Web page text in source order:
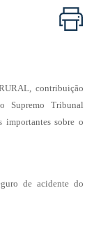
contribuição
Supremo Tribunal
importantes sobre o
de acidente do